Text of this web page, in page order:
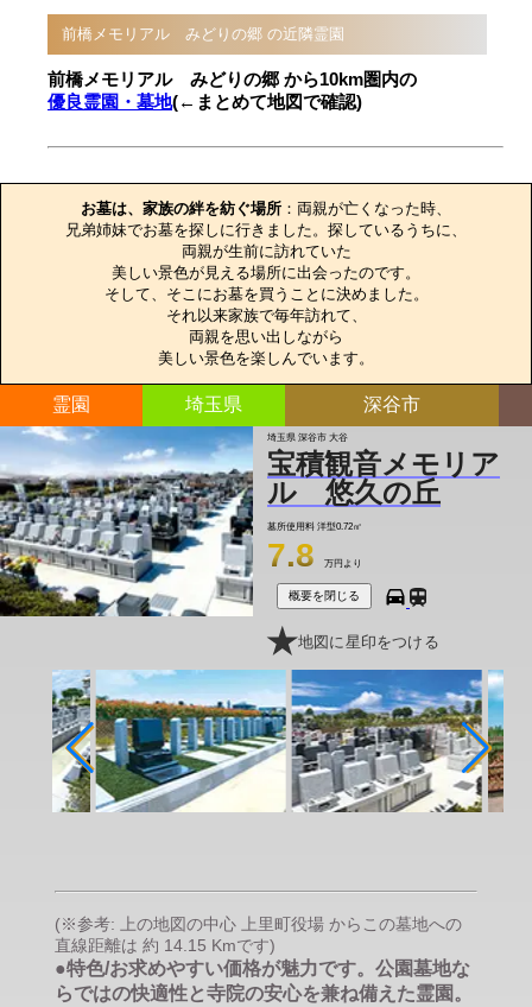
前橋メモリアル みどりの郷 の近隣霊園
前橋メモリアル みどりの郷 から10km圏内の
優良霊園・墓地(←まとめて地図で確認)
お墓は、家族の絆を紡ぐ場所 ：両親が亡くなった時、
兄弟姉妹でお墓を探しに行きました。探しているうちに、
両親が生前に訪れていた
美しい景色が見える場所に出会ったのです。
そして、そこにお墓を買うことに決めました。
それ以来家族で毎年訪れて、
両親を思い出しながら
美しい景色を楽しんでいます。
霊園 埼玉県 深谷市
埼玉県 深谷市 大谷
宝積観音メモリア
ル 悠久の丘
墓所使用料 洋型0.72㎡
7.8 万円より
概要を閉じる
地図に星印をつける
(※参考: 上の地図の中心 上里町役場 からこの墓地への
直線距離は 約 14.15 Kmです)
●特色/お求めやすい価格が魅力です。公園墓地な
らではの快適性と寺院の安心を兼ね備えた霊園。